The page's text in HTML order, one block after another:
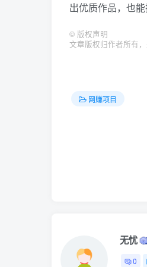
出优质作品，也
© 版权声明
文章版权归作者所有
网赚项目
无忧
0